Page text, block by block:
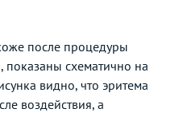
после процедуры
схематично на
видно, что эритема
воздействия, а